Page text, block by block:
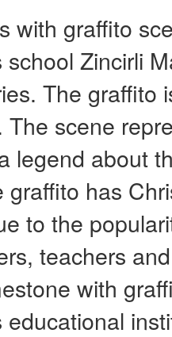
with graffito
school Zincirli
The graffito
The scene
legend about
graffito has
to the
teachers
with
educational